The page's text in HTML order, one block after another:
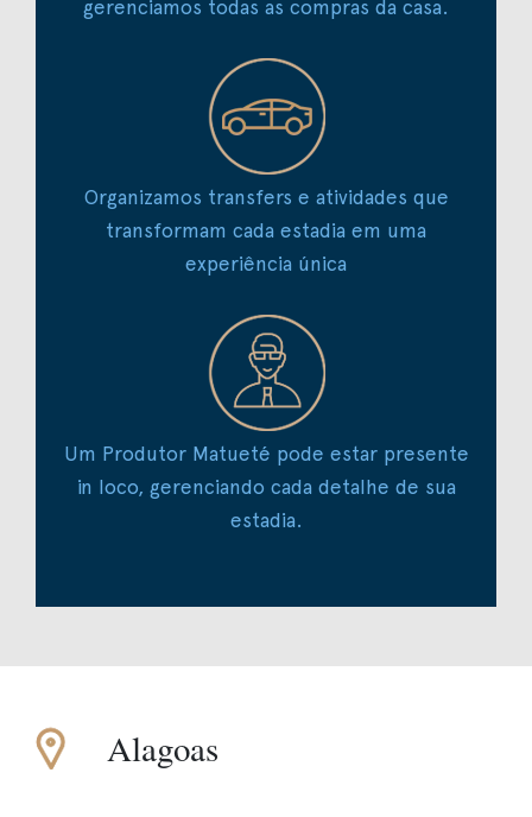
gerenciamos todas as compras da casa.
Organizamos transfers e atividades que
transformam cada estadia em uma
experiência única
Um Produtor Matueté pode estar presente
in loco, gerenciando cada detalhe de sua
estadia.
Alagoas